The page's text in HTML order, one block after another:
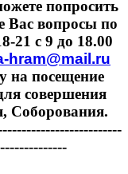
попросить
Вас вопросы по
21 с 9 до 18.00
hram@mail.ru
на посещение
совершения
Соборования.